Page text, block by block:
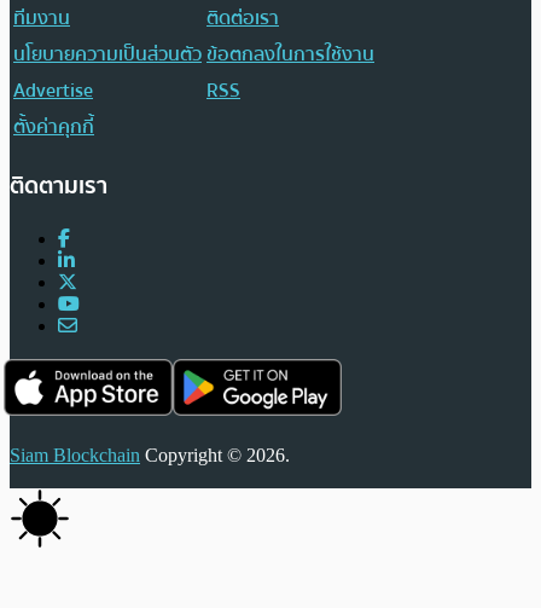
ทีมงาน
ติดต่อเรา
นโยบายความเป็นส่วนตัวข้อตกลงในการใช้งาน
Advertise
RSS
ตั้งค่าคุกกี้
ติดตามเรา
Siam Blockchain Copyright © 2026.